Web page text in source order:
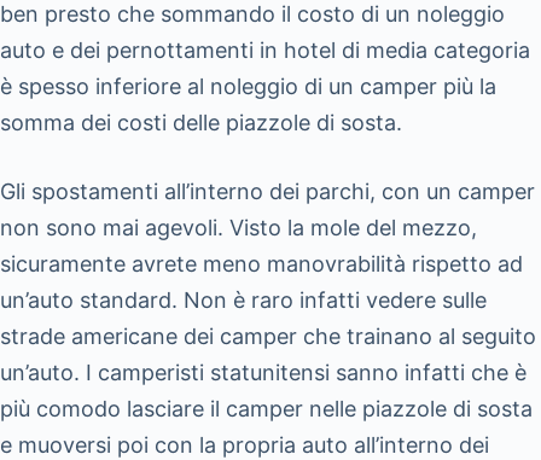
ben presto che sommando il costo di un noleggio
auto e dei pernottamenti in hotel di media categoria
è spesso inferiore al noleggio di un camper più la
somma dei costi delle piazzole di sosta.
Gli spostamenti all’interno dei parchi, con un camper
non sono mai agevoli. Visto la mole del mezzo,
sicuramente avrete meno manovrabilità rispetto ad
un’auto standard. Non è raro infatti vedere sulle
strade americane dei camper che trainano al seguito
un’auto. I camperisti statunitensi sanno infatti che è
più comodo lasciare il camper nelle piazzole di sosta
e muoversi poi con la propria auto all’interno dei